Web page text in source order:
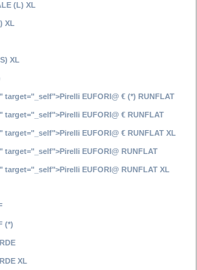
(L) XL
XL
XL
EUFORI@ € (*) RUNFLAT
EUFORI@ € RUNFLAT
EUFORI@ € RUNFLAT XL
EUFORI@ RUNFLAT
EUFORI@ RUNFLAT XL
(*)
XL